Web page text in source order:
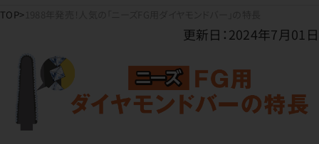
TOP
更新日：2024年7月01日